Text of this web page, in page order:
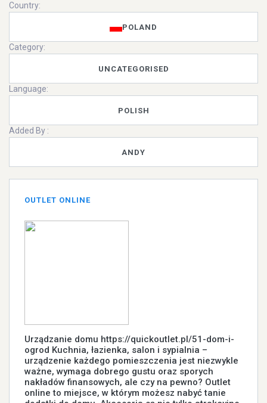
Country:
POLAND
Category:
UNCATEGORISED
Language:
POLISH
Added By :
ANDY
OUTLET ONLINE
Urządzanie domu https://quickoutlet.pl/51-dom-i-
ogrod Kuchnia, łazienka, salon i sypialnia –
urządzenie każdego pomieszczenia jest niezwykle
ważne, wymaga dobrego gustu oraz sporych
nakładów finansowych, ale czy na pewno? Outlet
online to miejsce, w którym możesz nabyć tanie